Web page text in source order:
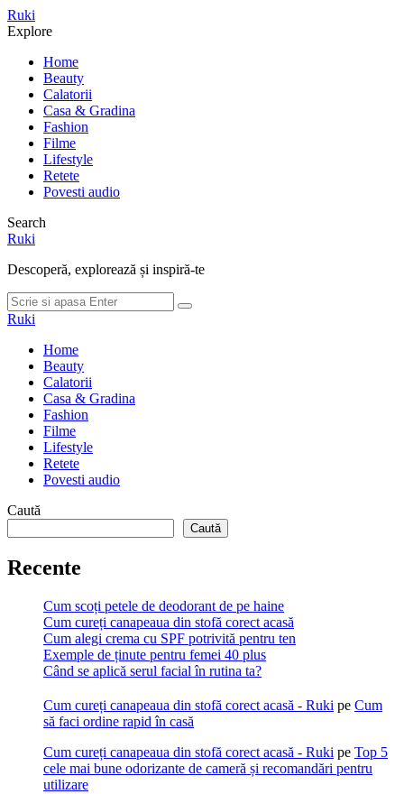
Meniu
Ruki
Cauta
Explore
Home
Beauty
Calatorii
Casa & Gradina
Fashion
Filme
Lifestyle
Retete
Povesti audio
Search
Ruki
Descoperă, explorează și inspiră-te
Cauta
dupa:
Cauta
Ruki
Home
Beauty
Calatorii
Casa & Gradina
Fashion
Filme
Lifestyle
Retete
Povesti audio
Caută
Caută
Recente
Cum scoți petele de deodorant de pe haine
Cum cureți canapeaua din stofă corect acasă
Cum alegi crema cu SPF potrivită pentru ten
Exemple de ținute pentru femei 40 plus
Când se aplică serul facial în rutina ta?
Cum cureți canapeaua din stofă corect acasă - Ruki pe Cum
să faci ordine rapid în casă
Cum cureți canapeaua din stofă corect acasă - Ruki pe Top 5
cele mai bune odorizante de cameră și recomandări pentru
utilizare